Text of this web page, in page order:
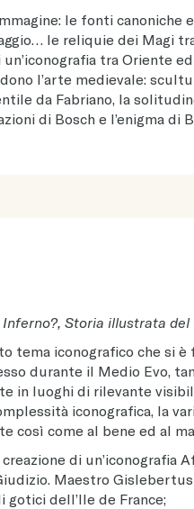
le fonti canoniche
le reliquie dei Magi
tra Oriente
l’arte medievale:
da Fabriano, la
di Bosch e l’enigma di
Storia illustrata del
tema iconografico che si
durante il Medio Evo,
in luoghi di rilevante
iconografica, la
così come al bene ed al
di un’iconografia
Maestro
gotici dell’Ile de France;